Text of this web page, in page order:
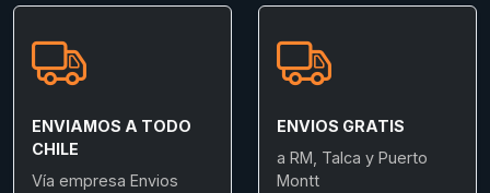
ENVIAMOS A TODO
CHILE
Vía empresa Envios
ENVIOS GRATIS
a RM, Talca y Puerto
Montt